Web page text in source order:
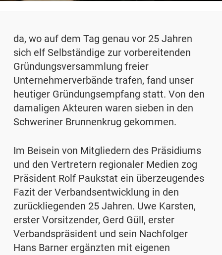
da, wo auf dem Tag genau vor 25 Jahren
sich elf Selbständige zur vorbereitenden
Gründungsversammlung freier
Unternehmerverbände trafen, fand unser
heutiger Gründungsempfang statt. Von den
damaligen Akteuren waren sieben in den
Schweriner Brunnenkrug gekommen.
Im Beisein von Mitgliedern des Präsidiums
und den Vertretern regionaler Medien zog
Präsident Rolf Paukstat ein überzeugendes
Fazit der Verbandsentwicklung in den
zurückliegenden 25 Jahren. Uwe Karsten,
erster Vorsitzender, Gerd Güll, erster
Verbandspräsident und sein Nachfolger
Hans Barner ergänzten mit eigenen